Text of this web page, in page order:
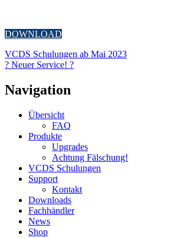
DOWNLOAD
VCDS Schulungen ab Mai 2023
? Neuer Service! ?
Navigation
Übersicht
FAQ
Produkte
Upgrades
Achtung Fälschung!
VCDS Schulungen
Support
Kontakt
Downloads
Fachhändler
News
Shop